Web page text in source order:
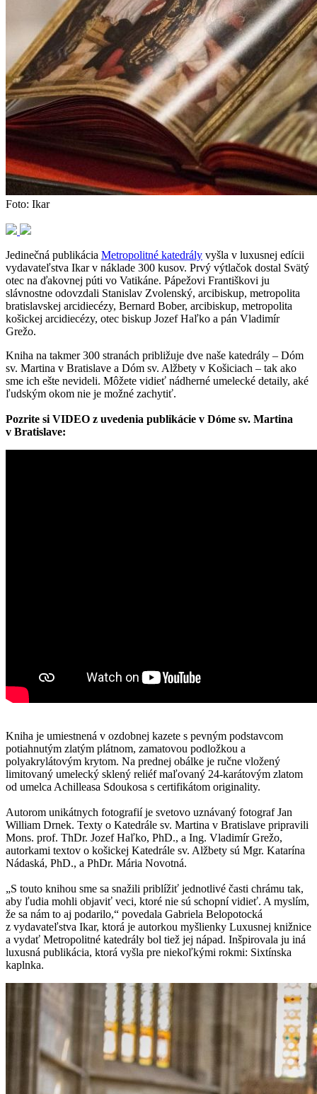
Foto: Ikar
Jedinečná publikácia Metropolitné katedrály vyšla v luxusnej edícii
vydavateľstva Ikar v náklade 300 kusov. Prvý výtlačok dostal Svätý
otec na ďakovnej púti vo Vatikáne. Pápežovi Františkovi ju
slávnostne odovzdali Stanislav Zvolenský, arcibiskup, metropolita
bratislavskej arcidiecézy, Bernard Bober, arcibiskup, metropolita
košickej arcidiecézy, otec biskup Jozef Haľko a pán Vladimír
Grežo.
Kniha na takmer 300 stranách približuje dve naše katedrály – Dóm
sv. Martina v Bratislave a Dóm sv. Alžbety v Košiciach – tak ako
sme ich ešte nevideli. Môžete vidieť nádherné umelecké detaily, aké
ľudským okom nie je možné zachytiť.
Pozrite si VIDEO z uvedenia publikácie v Dóme sv. Martina
v Bratislave:
Kniha je umiestnená v ozdobnej kazete s pevným podstavcom
potiahnutým zlatým plátnom, zamatovou podložkou a
polyakrylátovým krytom. Na prednej obálke je ručne vložený
limitovaný umelecký sklený reliéf maľovaný 24-karátovým zlatom
od umelca Achilleasa Sdoukosa s certifikátom originality.
Autorom unikátnych fotografií je svetovo uznávaný fotograf Jan
William Drnek. Texty o Katedrále sv. Martina v Bratislave pripravili
Mons. prof. ThDr. Jozef Haľko, PhD., a Ing. Vladimír Grežo,
autorkami textov o košickej Katedrále sv. Alžbety sú Mgr. Katarína
Nádaská, PhD., a PhDr. Mária Novotná.
„S touto knihou sme sa snažili priblížiť jednotlivé časti chrámu tak,
aby ľudia mohli objaviť veci, ktoré nie sú schopní vidieť. A myslím,
že sa nám to aj podarilo,“ povedala Gabriela Belopotocká
z vydavateľstva Ikar, ktorá je autorkou myšlienky Luxusnej knižnice
a vydať Metropolitné katedrály bol tiež jej nápad. Inšpirovala ju iná
luxusná publikácia, ktorá vyšla pre niekoľkými rokmi: Sixtínska
kaplnka.